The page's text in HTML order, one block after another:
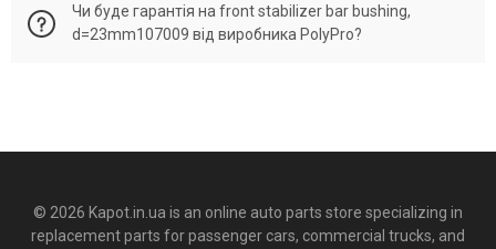
PolyPro виготовлено як аналог до оригінальних запчастин.
Тому всі показники розмірів та жорсткості відповідаються
Чи буде гарантія на front stabilizer bar bushing,
d=23mm107009 від виробника PolyPro?
© 2026 Kapot.in.ua is an online auto parts store specializing in
replacement parts for passenger cars, commercial trucks, and